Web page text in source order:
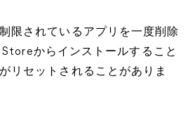
限されているアプリを一度削除
からインストールすること
リセットされることがありま